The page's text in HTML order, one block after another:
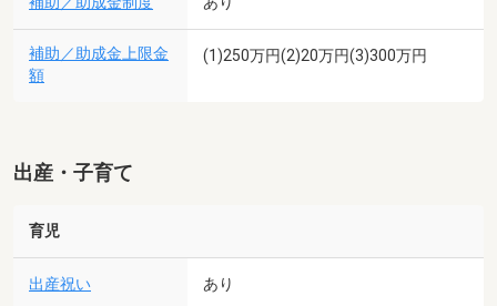
補助／助成金上限金
額
(1)250万円(2)20万円(3)300万円
出産・子育て
育児
出産祝い あり